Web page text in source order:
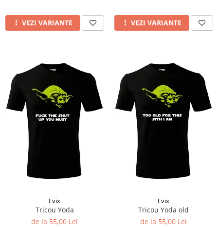
VEZI VARIANTE VEZI VARIANTE
Evix
Tricou Yoda
de la 55,00 Lei
Evix
Tricou Yoda old
de la 55,00 Lei